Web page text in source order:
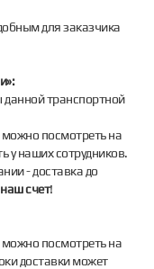
для заказчика
транспортной
посмотреть на
у наших сотрудников.
- доставка до
счет!
посмотреть на
доставки может